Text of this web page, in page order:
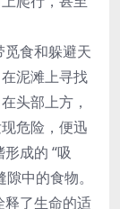
觅食和躲避天
泥滩上寻找
头部上方，
危险，便迅
成的 “吸
中的食物。
释了生命的适